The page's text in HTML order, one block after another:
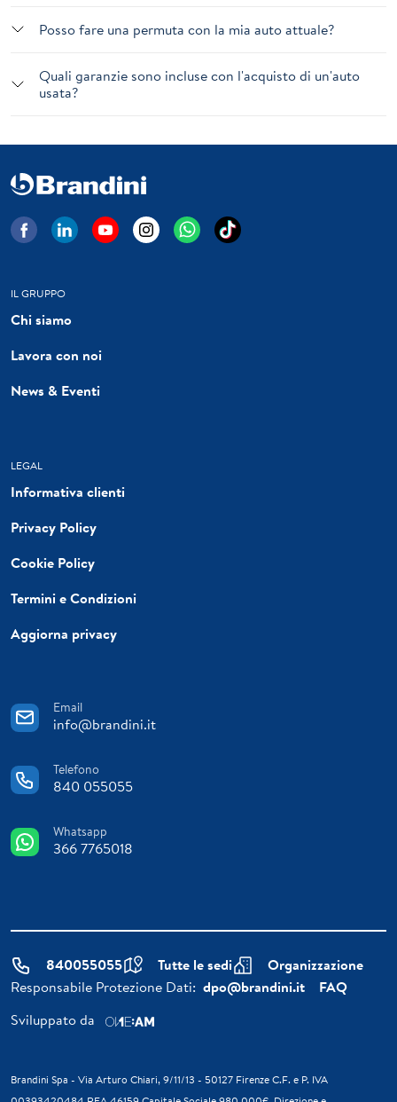
Posso fare una permuta con la mia auto attuale?
Quali garanzie sono incluse con l'acquisto di un'auto
usata?
IL GRUPPO
Chi siamo
Lavora con noi
News & Eventi
LEGAL
Informativa clienti
Privacy Policy
Cookie Policy
Termini e Condizioni
Aggiorna privacy
Email
info@brandini.it
Telefono
840 055055
Whatsapp
366 7765018
840055055 Tutte le sedi
Organizzazione
Responsabile Protezione Dati: dpo@brandini.it
FAQ
Sviluppato da
Brandini Spa - Via Arturo Chiari, 9/11/13 - 50127 Firenze C.F. e P. IVA